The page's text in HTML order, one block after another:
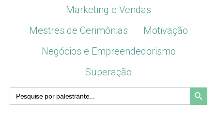
Marketing e Vendas
Mestres de Cerimônias
Motivação
Negócios e Empreendedorismo
Superação
Search
for:
Search Button